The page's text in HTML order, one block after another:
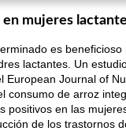
en mujeres
es beneficioso
lactantes. Un
European Journal of
consumo de arroz
positivos en las
de los trastornos